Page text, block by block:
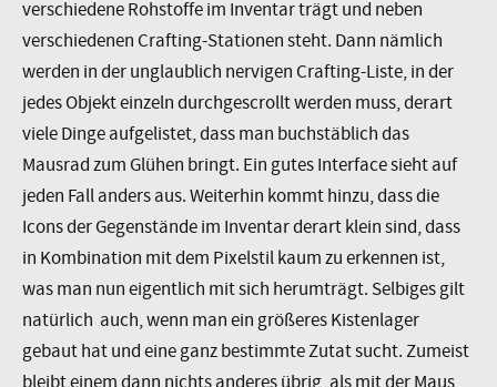
verschiedene Rohstoffe im Inventar trägt und neben
verschiedenen Crafting-Stationen steht. Dann nämlich
werden in der unglaublich nervigen Crafting-Liste, in der
jedes Objekt einzeln durchgescrollt werden muss, derart
viele Dinge aufgelistet, dass man buchstäblich das
Mausrad zum Glühen bringt. Ein gutes Interface sieht auf
jeden Fall anders aus. Weiterhin kommt hinzu, dass die
Icons der Gegenstände im Inventar derart klein sind, dass
in Kombination mit dem Pixelstil kaum zu erkennen ist,
was man nun eigentlich mit sich herumträgt. Selbiges gilt
natürlich auch, wenn man ein größeres Kistenlager
gebaut hat und eine ganz bestimmte Zutat sucht. Zumeist
bleibt einem dann nichts anderes übrig, als mit der Maus